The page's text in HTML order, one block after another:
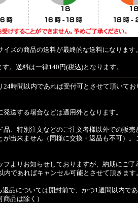
ズの商品の送料が最終的な送料になります
。送料は一律140円(税込)となります。
時間以内であれば受付可とさせて頂いてお
送する場合などは適用外となります。
、特別注文などのご注文者様以外での販売
が出来ません（同様に交換・返品も不可）
よりお知らせしておりますが、納期にご了
であればキャンセル可能とさせて頂きます
品については開封前で、かつ1週間以内で
品は除く）